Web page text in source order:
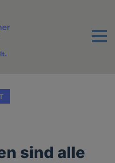
Menu
sind alle